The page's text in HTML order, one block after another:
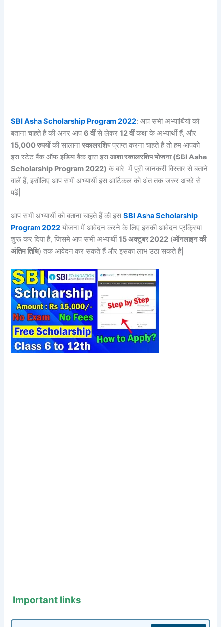
SBI Asha Scholarship Program 2022: आप सभी अभ्यार्थियों को
बताना चाहते हैं की अगर आप6 वींसे लेकर12 वींकक्षा के अभ्यार्थी हैं, और
15,000 रुपयोंकी सालानास्कालरशिपप्राप्त करना चाहते हैं तो हम आपको
इस स्टेट बैंक ऑफ इंडिया बैंक द्वारा इसआशा स्कालरशिप योजना (SBI Asha
Scholarship Program 2022) के बारे में पूरी जानकरी विस्तार से बताने
वालें हैं, इसीलिए आप सभी अभ्यार्थी इस आर्टिकल को अंत तक जरुर अच्छे से
पढ़ें|
आप सभी अभ्यार्थी को बताना चाहते हैं की इस SBI Asha Scholarship
Program 2022 योजना में आवेदन करने के लिए इसकी आवेदन प्रक्रिया
शुरू कर दिया हैं, जिसमे आप सभी अभ्यार्थी15 अक्टूबर 2022 (ऑनलाइन की
अंतिम तिथि) तक आवेदन कर सकते हैं और इसका लाभ उठा सकते हैं|
Important links